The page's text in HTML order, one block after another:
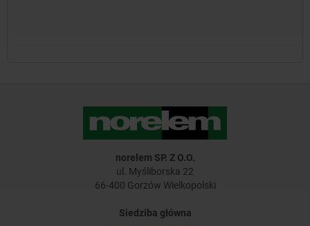
norelem SP. Z O.O.
ul. Myśliborska 22
66-400 Gorzów Wielkopolski
Siedziba główna